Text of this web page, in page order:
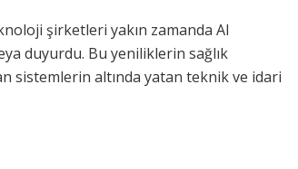
şirketleri yakın zamanda AI
duyurdu. Bu yeniliklerin sağlık
sistemlerin altında yatan teknik ve idari